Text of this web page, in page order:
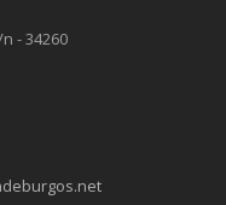
- 34260